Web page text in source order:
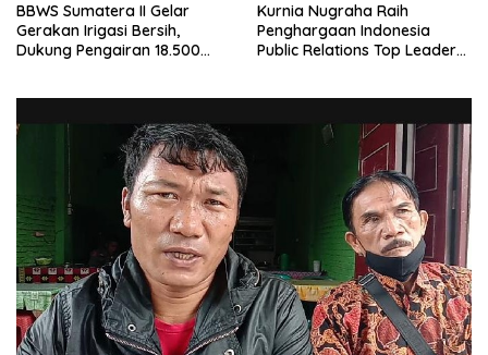
BBWS Sumatera II Gelar
Gerakan Irigasi Bersih,
Dukung Pengairan 18.500
Kurnia Nugraha Raih
Penghargaan Indonesia
Public Relations Top Leader